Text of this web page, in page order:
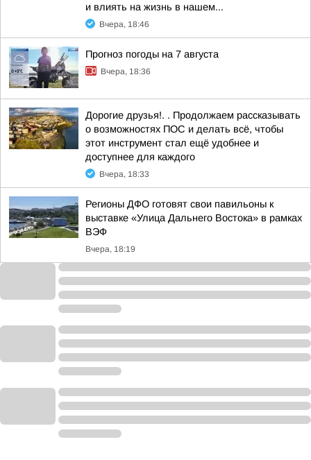
и влиять на жизнь в нашем...
Вчера, 18:46
Прогноз погоды на 7 августа
Вчера, 18:36
Дорогие друзья!. . Продолжаем рассказывать
о возможностях ПОС и делать всё, чтобы
этот инструмент стал ещё удобнее и
доступнее для каждого
Вчера, 18:33
Регионы ДФО готовят свои павильоны к
выставке «Улица Дальнего Востока» в рамках
ВЭФ
Вчера, 18:19